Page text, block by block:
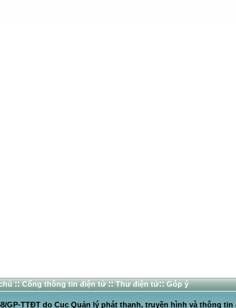
:: Cổng thông tin điện tử:: Thư điện tử:: Góp ý
TTĐT do Cục Quản lý phát thanh, truyền hình và thông tin